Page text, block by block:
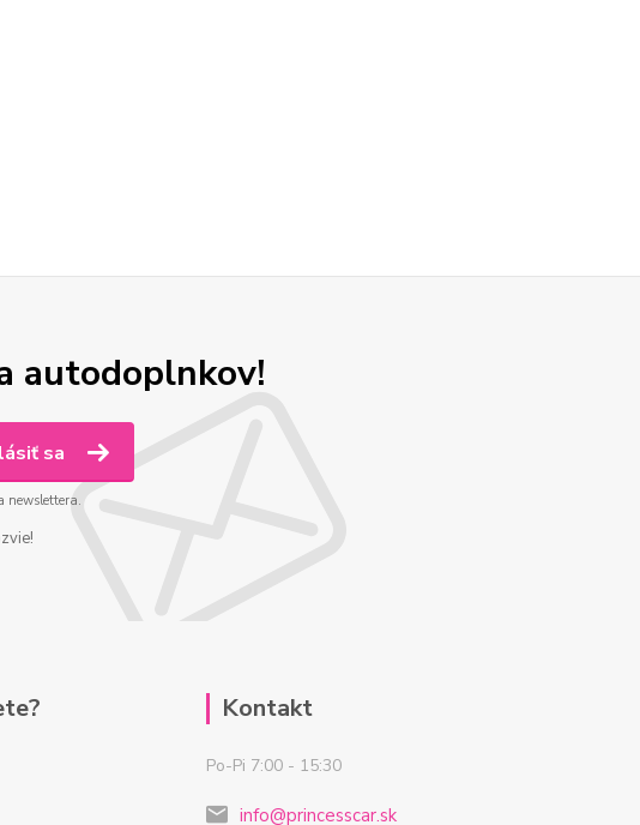
autodoplnkov!
sa
newslettera.
Kontakt
Po-Pi 7:00 - 15:30
info@princesscar.sk